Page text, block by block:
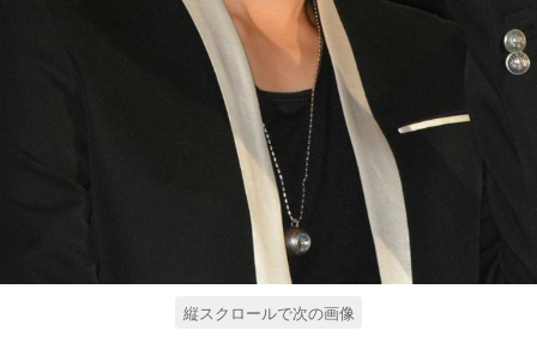
縦スクロールで次の画像